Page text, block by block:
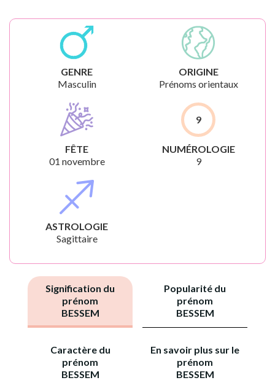
GENRE
Masculin
ORIGINE
Prénoms orientaux
FÊTE
01 novembre
9
NUMÉROLOGIE
9
ASTROLOGIE
Sagittaire
Signification du
prénom
BESSEM
Popularité du
prénom
BESSEM
Caractère du
prénom
BESSEM
En savoir plus sur le
prénom
BESSEM